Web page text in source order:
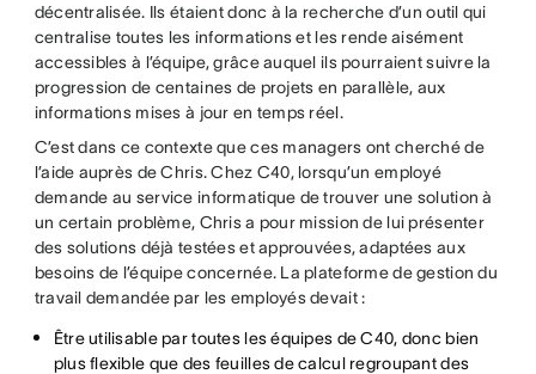
décentralisée. Ils étaient donc à la recherche d’un outil qui
centralise toutes les informations et les rende aisément
accessibles à l’équipe, grâce auquel ils pourraient suivre la
progression de centaines de projets en parallèle, aux
informations mises à jour en temps réel.
C’est dans ce contexte que ces managers ont cherché de
l’aide auprès de Chris. Chez C40, lorsqu’un employé
demande au service informatique de trouver une solution à
un certain problème, Chris a pour mission de lui présenter
des solutions déjà testées et approuvées, adaptées aux
besoins de l’équipe concernée. La plateforme de gestion du
travail demandée par les employés devait :
Être utilisable par toutes les équipes de C40, donc bien
plus flexible que des feuilles de calcul regroupant des